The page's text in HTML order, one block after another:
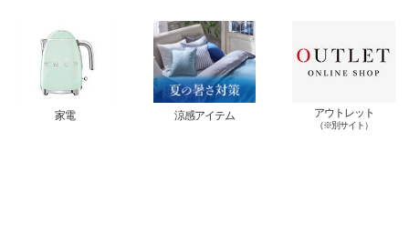
家電 涼感アイテム アウトレット
（※別サイト）